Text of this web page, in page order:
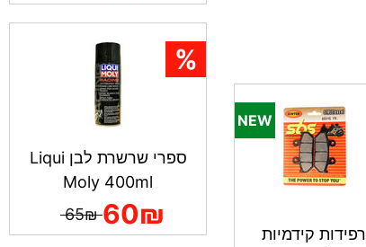
רפידות קידמיות
ספרי שרשרת לבן Liqui
Moly 400ml
60₪
65₪